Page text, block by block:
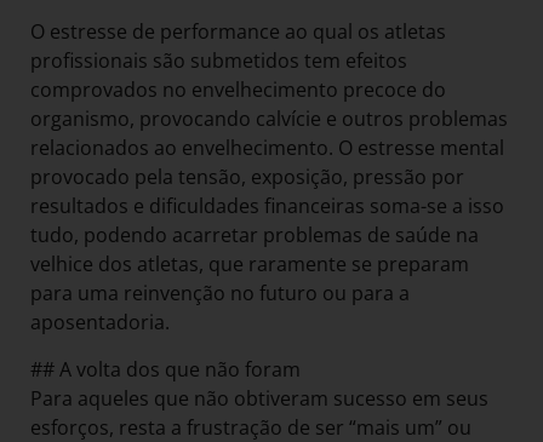
O estresse de performance ao qual os atletas
profissionais são submetidos tem efeitos
comprovados no envelhecimento precoce do
organismo, provocando calvície e outros problemas
relacionados ao envelhecimento. O estresse mental
provocado pela tensão, exposição, pressão por
resultados e dificuldades financeiras soma-se a isso
tudo, podendo acarretar problemas de saúde na
velhice dos atletas, que raramente se preparam
para uma reinvenção no futuro ou para a
aposentadoria.
## A volta dos que não foram
Para aqueles que não obtiveram sucesso em seus
esforços, resta a frustração de ser “mais um” ou